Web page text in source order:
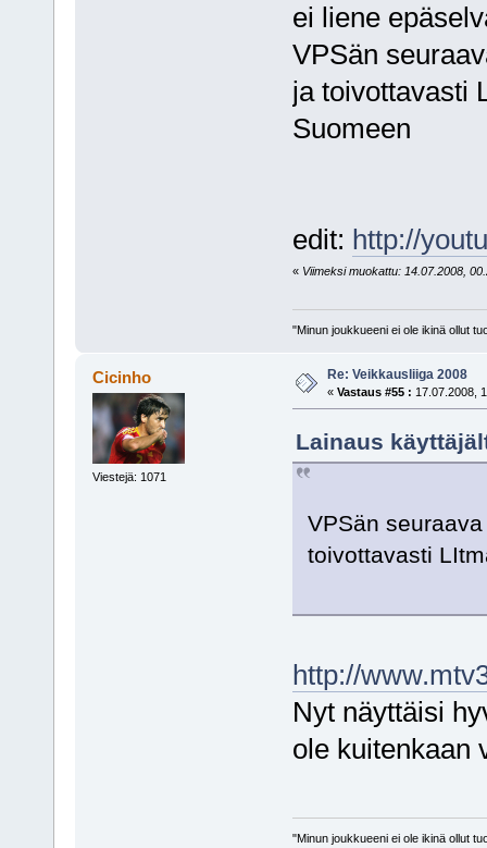
ei liene
VPSän
ja toivottavasti
Suomeen
edit: http://
« Viimeksi muokattu: 14.07.2008,
"Minun joukkueeni ei ole ikinä ollut
Cicinho
Viestejä: 1071
Re: Veikkausliiga 2008
« Vastaus #55 : 17.07.2008,
Lainaus
VPSän
toivottavasti
http://
Nyt näyttäisi
ole kuitenkaan
"Minun joukkueeni ei ole ikinä ollut